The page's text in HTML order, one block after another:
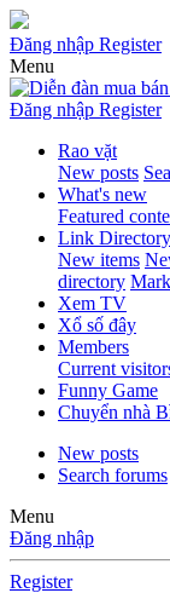
Đăng nhập Register
Menu
Đăng nhập Register
Rao vặt
New posts
What's new
Featured
Link Directory
New items
directory
Xem TV
Xổ số đây
Members
Current
Funny Game
Chuyển nhà
New posts
Search forums
Menu
Đăng nhập
Register